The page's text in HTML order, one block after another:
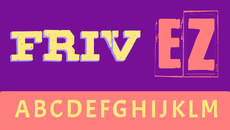
ABCDEFGH IJ KLM